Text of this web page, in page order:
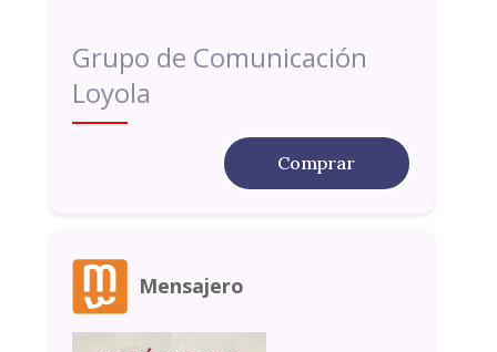
Grupo de Comunicación
Loyola
Comprar
Mensajero